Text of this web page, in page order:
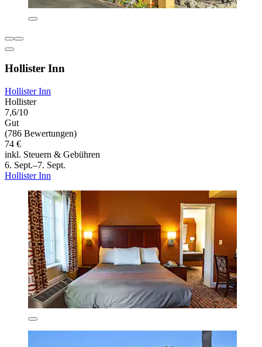
Hollister Inn
Hollister Inn
Hollister
7,6/10
Gut
(786 Bewertungen)
74 €
inkl. Steuern & Gebühren
6. Sept.–7. Sept.
Hollister Inn